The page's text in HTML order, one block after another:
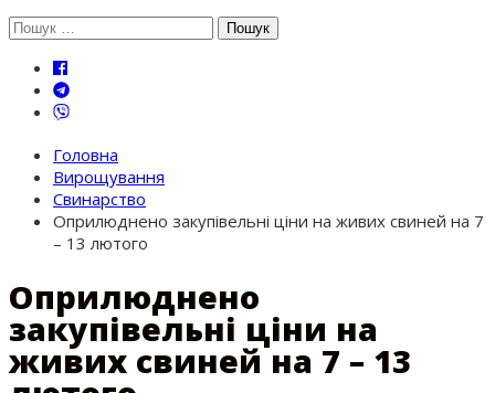
Шукати:
Головна
Вирощування
Свинарство
Оприлюднено закупівельні ціни на живих свиней на 7
– 13 лютого
Оприлюднено
закупівельні ціни на
живих свиней на 7 – 13